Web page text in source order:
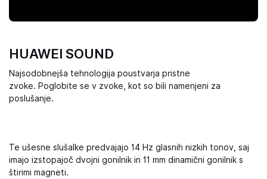
HUAWEI SOUND
Najsodobnejša tehnologija poustvarja pristne
zvoke. Poglobite se v zvoke, kot so bili namenjeni za
poslušanje.
Te ušesne slušalke predvajajo 14 Hz glasnih nizkih tonov, saj
imajo izstopajoč dvojni gonilnik in 11 mm dinamični gonilnik s
štirimi magneti.